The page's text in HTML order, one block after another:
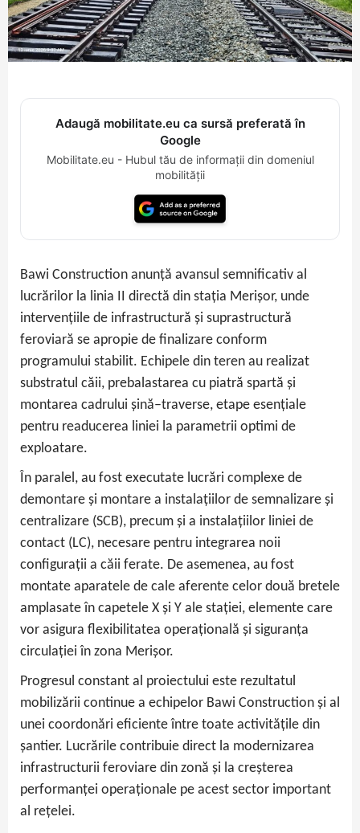
Adaugă mobilitate.eu ca sursă preferată în
Google
Mobilitate.eu - Hubul tău de informații din domeniul
mobilității
Bawi Construction anunță avansul semnificativ al
lucrărilor la linia II directă din stația Merișor, unde
intervențiile de infrastructură și suprastructură
feroviară se apropie de finalizare conform
programului stabilit. Echipele din teren au realizat
substratul căii, prebalastarea cu piatră spartă și
montarea cadrului șină–traverse, etape esențiale
pentru readucerea liniei la parametrii optimi de
exploatare.
În paralel, au fost executate lucrări complexe de
demontare și montare a instalațiilor de semnalizare și
centralizare (SCB), precum și a instalațiilor liniei de
contact (LC), necesare pentru integrarea noii
configurații a căii ferate. De asemenea, au fost
montate aparatele de cale aferente celor două bretele
amplasate în capetele X și Y ale stației, elemente care
vor asigura flexibilitatea operațională și siguranța
circulației în zona Merișor.
Progresul constant al proiectului este rezultatul
mobilizării continue a echipelor Bawi Construction și al
unei coordonări eficiente între toate activitățile din
șantier. Lucrările contribuie direct la modernizarea
infrastructurii feroviare din zonă și la creșterea
performanței operaționale pe acest sector important
al rețelei.